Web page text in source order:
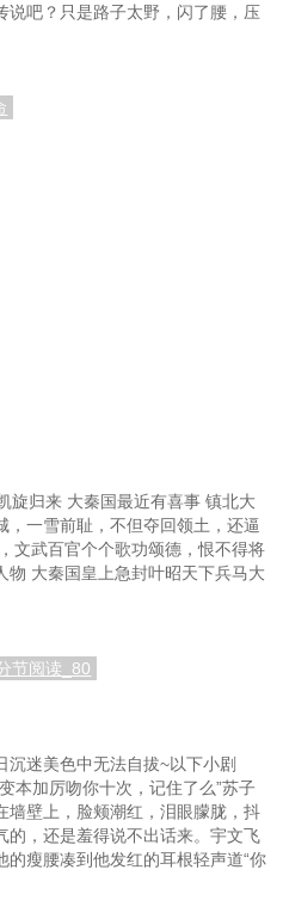
说吧？只是路子太野，闪了腰，压
旋归来 大秦国最近有喜事 镇北大
，一雪前耻，不但夺回领土，还逼
文武百官个个歌功颂德，恨不得将
物 大秦国皇上急封叶昭天下兵马大
节阅读_80
沉迷美色中无法自拔~以下小剧
本加厉吻你十次，记住了么”苏子
墙壁上，脸颊潮红，泪眼朦胧，抖
的，还是羞得说不出话来。宇文飞
瘦腰凑到他发红的耳根轻声道“你